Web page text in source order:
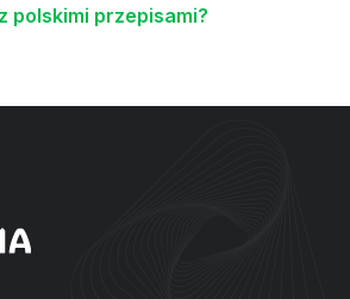
polskimi przepisami?